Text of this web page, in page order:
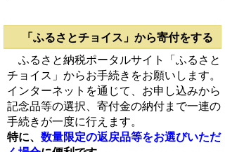
「ふるさとチョイス」から寄付をする
ふるさと納税ポータルサイト「ふるさと
チョイス」からお手続きをお願いします。
インターネットを通じて、お申し込みから
記念品等の選択、寄付金の納付まで一連の
手続きが一度に行えます。
特に、 数量限定の返戻品等をお選びいただ